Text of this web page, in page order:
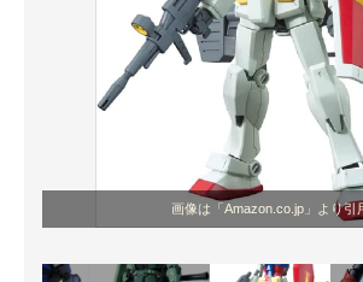
画像は「Amazon.co.jp」より引